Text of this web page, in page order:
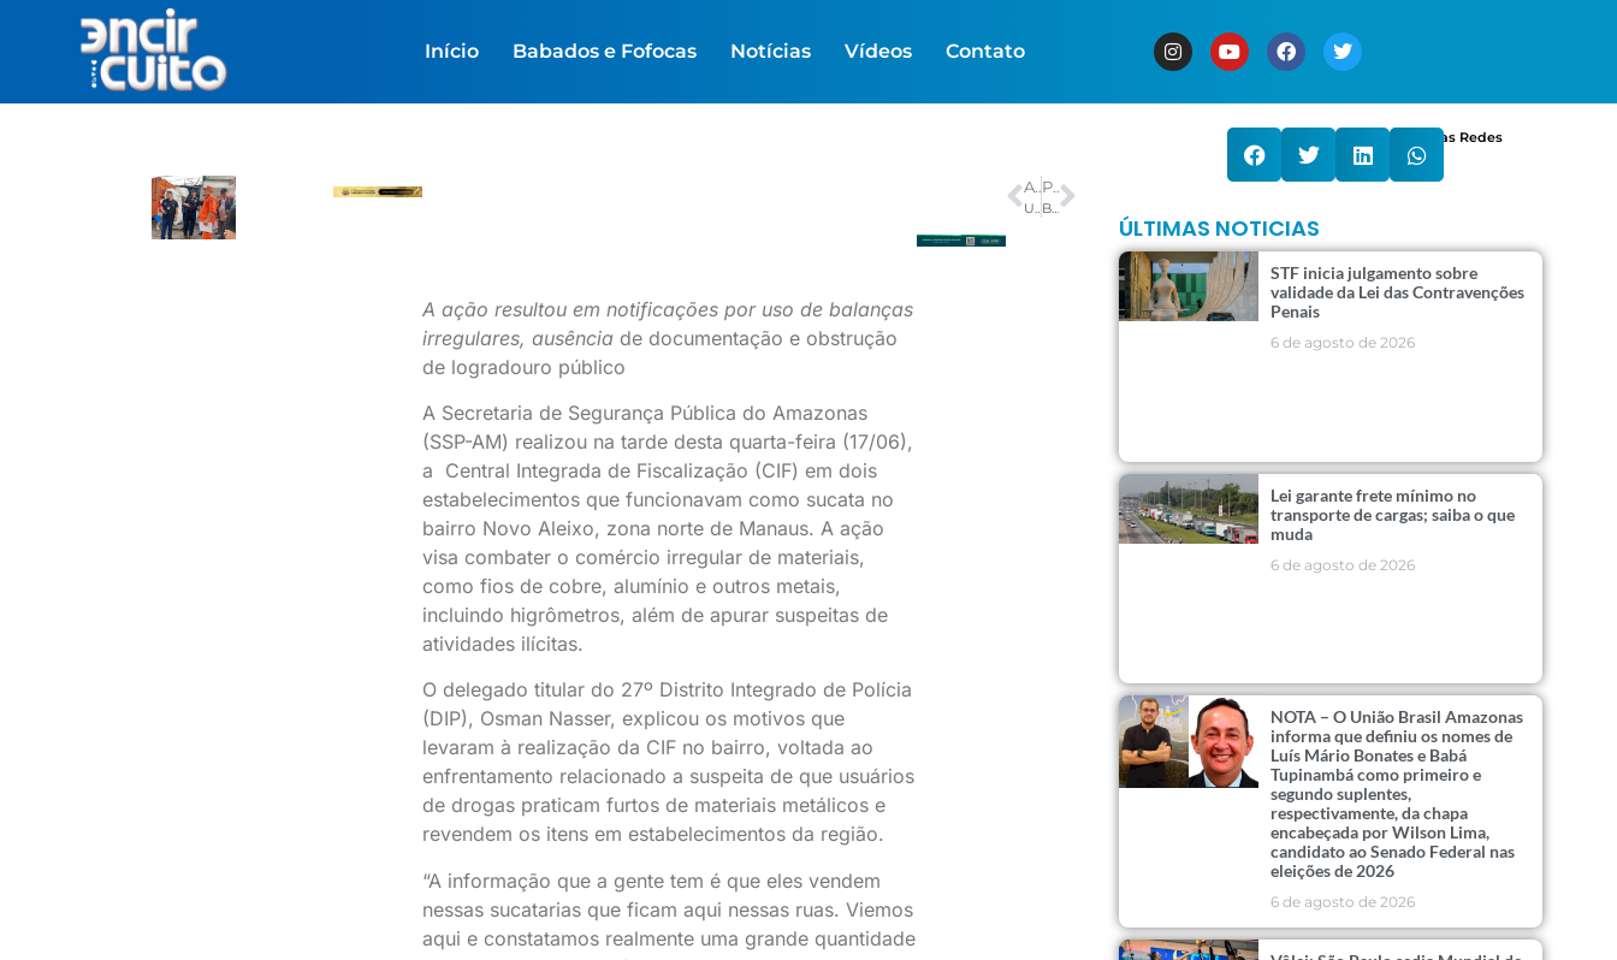
Início Babados e Fofocas Notícias Vídeos Contato
A ação resultou em notificações por uso de balanças
irregulares, ausência de documentação e obstrução
de logradouro público
A Secretaria de Segurança Pública do Amazonas
(SSP-AM) realizou na tarde desta quarta-feira (17/06),
a Central Integrada de Fiscalização (CIF) em dois
estabelecimentos que funcionavam como sucata no
bairro Novo Aleixo, zona norte de Manaus. A ação
visa combater o comércio irregular de materiais,
como fios de cobre, alumínio e outros metais,
incluindo higrômetros, além de apurar suspeitas de
atividades ilícitas.
O delegado titular do 27º Distrito Integrado de Polícia
(DIP), Osman Nasser, explicou os motivos que
levaram à realização da CIF no bairro, voltada ao
enfrentamento relacionado a suspeita de que usuários
de drogas praticam furtos de materiais metálicos e
revendem os itens em estabelecimentos da região.
“A informação que a gente tem é que eles vendem
nessas sucatarias que ficam aqui nessas ruas. Viemos
aqui e constatamos realmente uma grande quantidade
ANTERIOR
Um novo tempo para as responsabilidades públicas
PRÓXIMO
Batalhas na Copa: Nacional apresenta duelos dentro e fora de campo
Compartilhe nas Redes
ÚLTIMAS NOTICIAS
STF inicia julgamento sobre
validade da Lei das Contravenções
Penais
6 de agosto de 2026
Lei garante frete mínimo no
transporte de cargas; saiba o que
muda
6 de agosto de 2026
NOTA – O União Brasil Amazonas
informa que definiu os nomes de
Luís Mário Bonates e Babá
Tupinambá como primeiro e
segundo suplentes,
respectivamente, da chapa
encabeçada por Wilson Lima,
candidato ao Senado Federal nas
eleições de 2026
6 de agosto de 2026